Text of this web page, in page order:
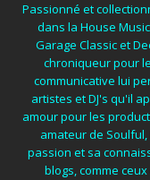
Passionné et
dans la House
Garage Classic et
chroniqueur pour
communicative lui
artistes et DJ's qu'il
amour pour les
amateur de
passion et sa
blogs, comme